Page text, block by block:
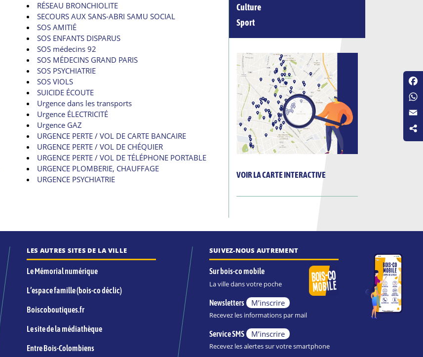
RÉSEAU BRONCHIOLITE
SECOURS AUX SANS-ABRI SAMU SOCIAL
SOS AMITIÉ
SOS ENFANTS DISPARUS
SOS médecins 92
SOS MÉDECINS GRAND PARIS
SOS PSYCHIATRIE
SOS VIOLS
SUICIDE ÉCOUTE
Urgence dans les transports
Urgence ÉLECTRICITÉ
Urgence GAZ
URGENCE PERTE / VOL DE CARTE BANCAIRE
URGENCE PERTE / VOL DE CHÉQUIER
URGENCE PERTE / VOL DE TÉLÉPHONE PORTABLE
URGENCE PLOMBERIE, CHAUFFAGE
URGENCE PSYCHIATRIE
Culture
Sport
VOIR LA CARTE INTERACTIVE
LES AUTRES SITES DE LA VILLE
Le Mémorial numérique
L’espace famille (bois-co déclic)
Boiscoboutiques.fr
Le site de la médiathèque
Entre Bois-Colombiens
SUIVEZ-NOUS AUTREMENT
Sur bois-co mobile
La ville dans votre poche
Newsletters M’inscrire
Recevez les informations par mail
Service SMS M’inscrire
Recevez les alertes sur votre smartphone